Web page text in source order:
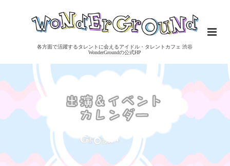
各方面で活躍するタレントに会えるアイドル・タレントカフェ 渋谷
WonderGroundの公式HP